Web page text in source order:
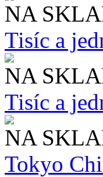
NA
Tisíc a
NA
Tisíc a
NA
Tokyo